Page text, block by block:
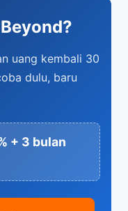
uang kembali 30
dulu, baru
+ 3 bulan